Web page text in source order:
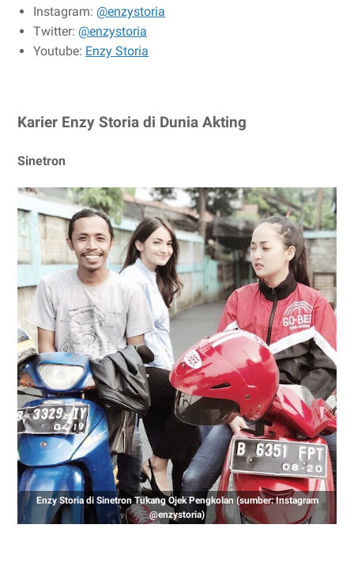
Instagram: @enzystoria
Twitter: @enzystoria
Youtube: Enzy Storia
Karier Enzy Storia di Dunia Akting
Sinetron
Enzy Storia di Sinetron Tukang Ojek Pengkolan (sumber: Instagram
@enzystoria)